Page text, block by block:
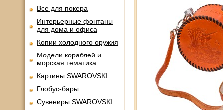
Все для покера
Интерьерные фонтаны
для дома и офиса
Копии холодного оружия
Модели кораблей и
морская тематика
Картины SWAROVSKI
Глобус-бары
Сувениры SWAROVSKI